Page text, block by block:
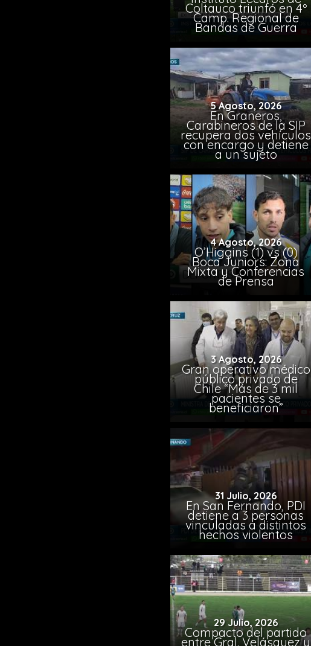
Coltauco triunfó en 4º
Camp. Regional de
Bandas de Guerra
5 Agosto, 2026
En Graneros,
Carabineros de la SIP
recupera dos vehículos
con encargo y detiene
a un sujeto
4 Agosto, 2026
O’Higgins (1) vs (0)
Boca Juniors: Zona
Mixta y Conferencias
de Prensa
3 Agosto, 2026
Gran operativo médico
público privado de
Chile “Más de 3 mil
pacientes se
beneficiaron”
31 Julio, 2026
En San Fernando, PDI
detiene a 3 personas
vinculadas a distintos
hechos violentos
29 Julio, 2026
Compacto del partido
entre Gral. Velásquez y